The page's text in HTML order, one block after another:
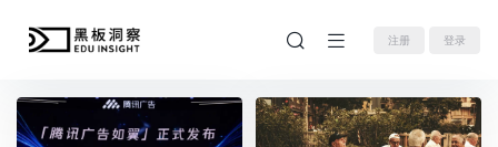
注册 登录